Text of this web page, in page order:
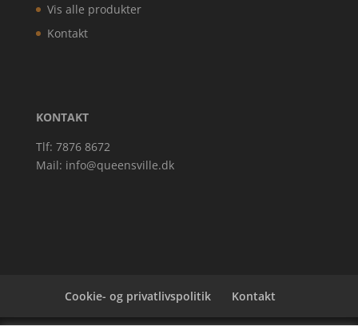
Vis alle produkter
Kontakt
KONTAKT
Tlf: 7876 8672
Mail: info@queensville.dk
Cookie- og privatlivspolitik Kontakt